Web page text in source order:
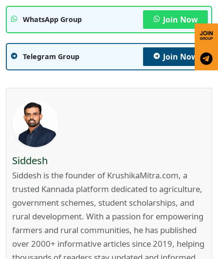
WhatsApp Group Join Now
Telegram Group Join Now
Siddesh
Siddesh is the founder of KrushikaMitra.com, a
trusted Kannada platform dedicated to agriculture,
government schemes, student scholarships, and
rural development. With a passion for empowering
farmers and rural communities, he has published
over 2000+ informative articles since 2019, helping